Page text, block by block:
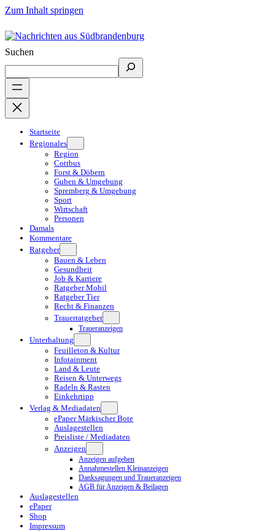
Zum Inhalt springen
Suchen
Startseite
Regionales
Region
Cottbus
Forst & Döbern
Guben & Umgebung
Spremberg & Umgebung
Sport
Wirtschaft
Personen
Damals
Kommentare
Ratgeber
Bauen & Leben
Gesundheit
Job & Karriere
Ratgeber Mobil
Ratgeber Tier
Recht & Finanzen
Trauerratgeber
Traueranzeigen
Unterhaltung
Feuilleton & Kultur
Infotainment
Land & Leute
Reisen & Unterwegs
Radeln & Rasten
Einkehrtipp
Verlag & Mediadaten
ePaper Märkischer Bote
Auslagestellen
Preisliste / Mediadaten
Anzeigen
Anzeigen aufgeben
Annahmestellen Kleinanzeigen
Danksagungen und Traueranzeigen
AGB für Anzeigen & Beilagen
Auslagestellen
ePaper
Shop
Impressum